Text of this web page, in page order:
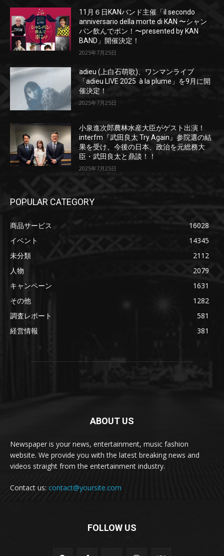
11月６日KANバンド主催「il secondo
anniversario della morte di KAN 〜シャン
パン飲んでポン！〜presented by KAN
BAND」開催決定！
2025年7月25日
adieu (上白石萌歌)、ワンマンライブ
「adieu LIVE 2025 à la plume」を9月に開
催決定！
2025年7月25日
小泉進次郎農林水産大臣がゲスト出演！
interfm『武田良太 Try Again』参院選の結
果を受け、今後の日本、政治を元総務大
臣・武田良太と鼎談！！
2025年7月25日
POPULAR CATEGORY
商品サービス
16028
イベント
14345
未分類
2112
人物
2079
キャンペーン
1631
その他
1282
調査レポート
581
経営情報
381
ABOUT US
Newspaper is your news, entertainment, music fashion
website. We provide you with the latest breaking news and
videos straight from the entertainment industry.
Contact us: contact@yoursite.com
FOLLOW US